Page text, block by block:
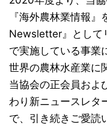
『海外農林業情報
Newsletter』として
で実施している事業
世界の農林水産業に
当協会の正会員およ
わり新ニュースレタ
で、引き続きご愛読